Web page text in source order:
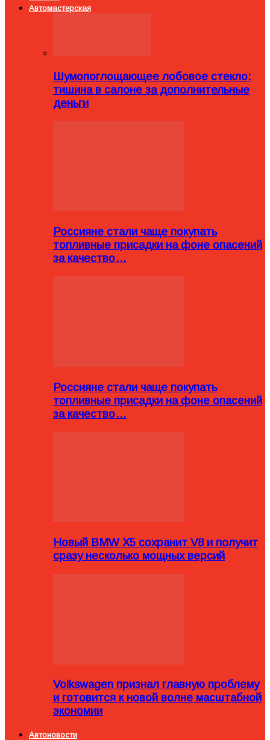
Автомастерская
Шумопоглощающее лобовое стекло:
тишина в салоне за дополнительные
деньги
Россияне стали чаще покупать
топливные присадки на фоне опасений
за качество…
Россияне стали чаще покупать
топливные присадки на фоне опасений
за качество…
Новый BMW X5 сохранит V8 и получит
сразу несколько мощных версий
Volkswagen признал главную проблему
и готовится к новой волне масштабной
экономии
Автоновости